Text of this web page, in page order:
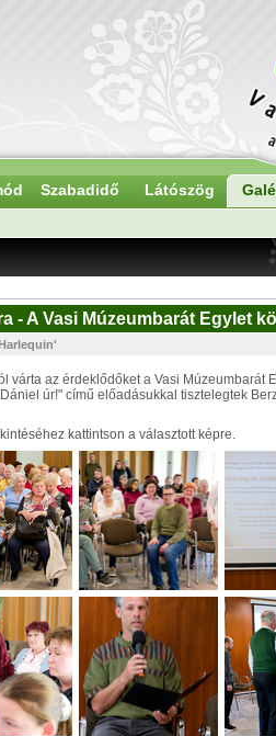
Szabadidő Látószög
- A Vasi Múzeumbarát Egylet
várta az érdeklődőket a Vasi Múzeumbarát
úr!" című előadásukkal tisztelegtek
kattintson a választott képre.